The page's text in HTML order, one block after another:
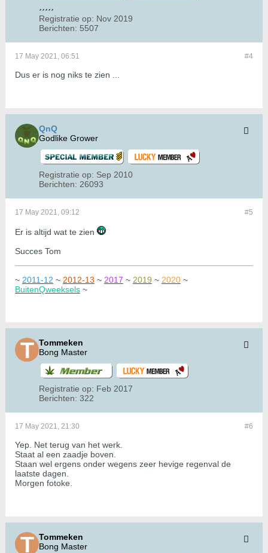
Registratie op: Nov 2019
Berichten: 5507
#4
17 May 2021, 06:51
Dus er is nog niks te zien ...
QnQ
Godlike Grower
Registratie op: Sep 2010
Berichten: 26093
#5
17 May 2021, 09:12
Er is altijd wat te zien
Succes Tom
~ 2011-12 ~ 2012-13 ~ 2017 ~ 2019 ~ 2020 ~
BuitenQweeksels ~
Tommeken
Bong Master
Registratie op: Feb 2017
Berichten: 322
#6
17 May 2021, 21:30
Yep. Net terug van het werk.
Staat al een zaadje boven.
Staan wel ergens onder wegens zeer hevige regenval de
laatste dagen.
Morgen fotoke.
Tommeken
Bong Master